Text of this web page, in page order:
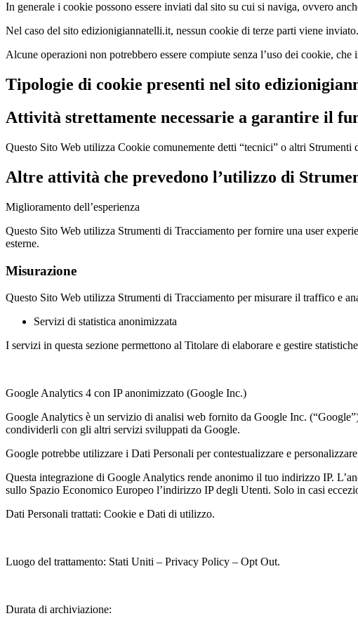
In generale i cookie possono essere inviati dal sito su cui si naviga, ovvero
Nel caso del sito edizionigiannatelli.it, nessun cookie di terze parti viene inviato.
Alcune operazioni non potrebbero essere compiute senza l’uso dei cookie,
Tipologie di cookie presenti nel sito
Attività strettamente necessarie a garantire il
Questo Sito Web utilizza Cookie comunemente detti “tecnici” o altri
Altre attività che prevedono l’utilizzo di
Miglioramento dell’esperienza
Questo Sito Web utilizza Strumenti di Tracciamento per fornire una user
esterne.
Misurazione
Questo Sito Web utilizza Strumenti di Tracciamento per misurare il traffico e
Servizi di statistica anonimizzata
I servizi in questa sezione permettono al Titolare di elaborare e gestire
Google Analytics 4 con IP anonimizzato (Google Inc.)
Google Analytics è un servizio di analisi web fornito da Google Inc.
condividerli con gli altri servizi sviluppati da Google.
Google potrebbe utilizzare i Dati Personali per contestualizzare e
Questa integrazione di Google Analytics rende anonimo il tuo indirizzo IP.
sullo Spazio Economico Europeo l’indirizzo IP degli Utenti. Solo in casi
Dati Personali trattati: Cookie e Dati di utilizzo.
Luogo del trattamento: Stati Uniti – Privacy Policy – Opt Out.
Durata di archiviazione: